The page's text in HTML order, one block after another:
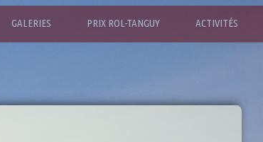
GALERIES PRIX ROL-TANGUY ACTIVITÉS